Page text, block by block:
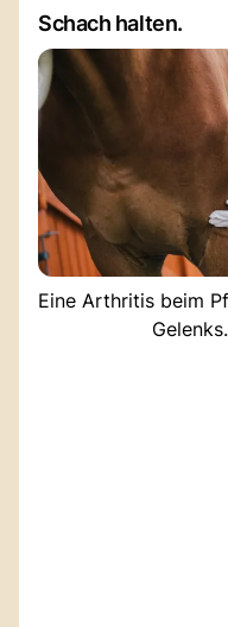
Schach halten.
Eine Arthritis beim